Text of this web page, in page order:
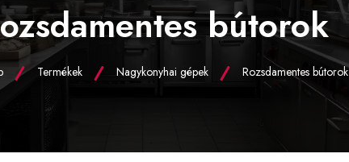
bútorok
Termékek Nagykonyhai gépek Rozsdamentes bútorok